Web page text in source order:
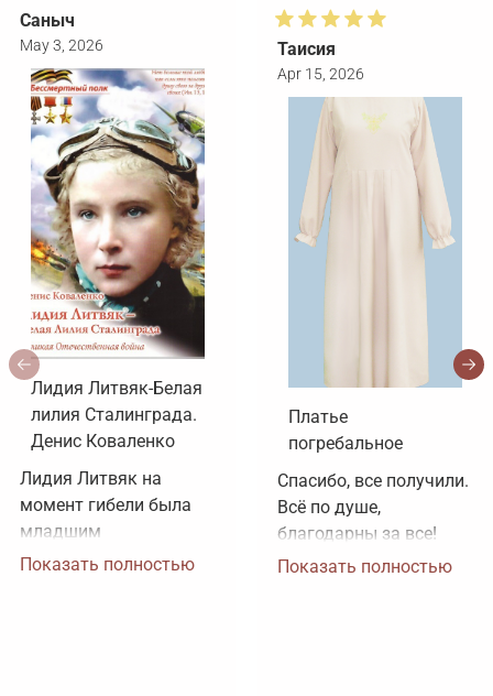
Саныч
May 3, 2026
Лидия Литвяк-Белая
лилия Сталинграда.
Денис Коваленко
Лидия Литвяк на
момент гибели была
младшим
лейтенантом.
Показать полностью
Таисия
Apr 15, 2026
Платье
погребальное
Спасибо, все получили.
Всё по душе,
благодарны за все!
Показать полностью